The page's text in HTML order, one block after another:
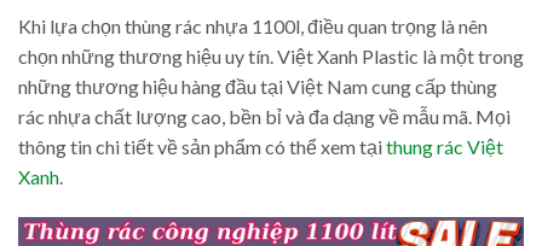
Khi lựa chọn thùng rác nhựa 1100l, điều quan trọng là nên
chọn những thương hiệu uy tín. Việt Xanh Plastic là một trong
những thương hiệu hàng đầu tại Việt Nam cung cấp thùng
rác nhựa chất lượng cao, bền bỉ và đa dạng về mẫu mã. Mọi
thông tin chi tiết về sản phẩm có thể xem tạithung rác Việt
Xanh.